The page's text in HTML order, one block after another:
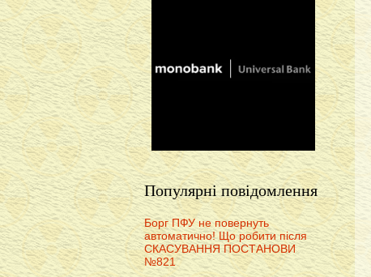
Популярні повідомлення
Борг ПФУ не повернуть
автоматично! Що робити після
СКАСУВАННЯ ПОСТАНОВИ
№821